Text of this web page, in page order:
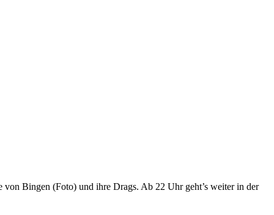
Bingen (Foto) und ihre Drags. Ab 22 Uhr geht’s weiter in der